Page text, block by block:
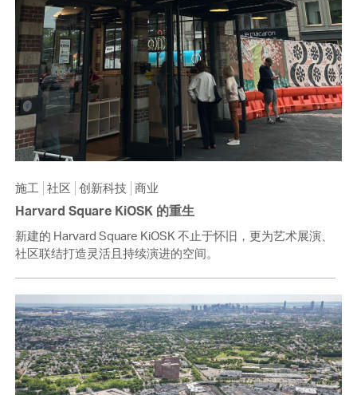
施工 社区 创新科技 商业
Harvard Square KiOSK 的重生
新建的 Harvard Square KiOSK 不止于怀旧，更为艺术展演、
社区联结打造灵活且持续演进的空间。